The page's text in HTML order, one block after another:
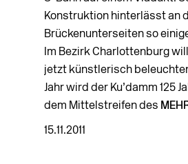
Konstruktion hinterlässt an
Brückenunterseiten so
Im Bezirk Charlottenburg
jetzt künst­lerisch
Jahr wird der Ku’damm 125
dem Mittelstreifen des
15.11.2011